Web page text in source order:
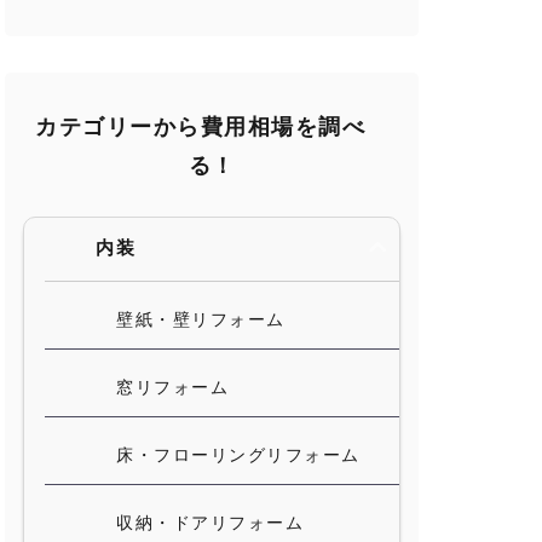
カテゴリーから費用相場を調べ
る！
内装
壁紙・壁リフォーム
窓リフォーム
床・フローリングリフォーム
収納・ドアリフォーム